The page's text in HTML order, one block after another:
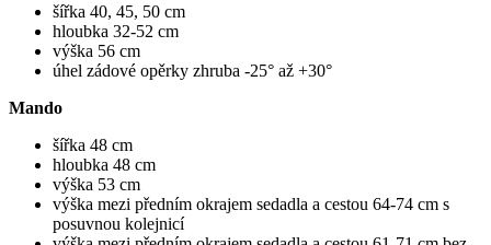
šířka 40, 45, 50 cm
hloubka 32-52 cm
výška 56 cm
úhel zádové opěrky zhruba -25° až +30°
Mando
šířka 48 cm
hloubka 48 cm
výška 53 cm
výška mezi předním okrajem sedadla a cestou 64-74 cm s
posuvnou kolejnicí